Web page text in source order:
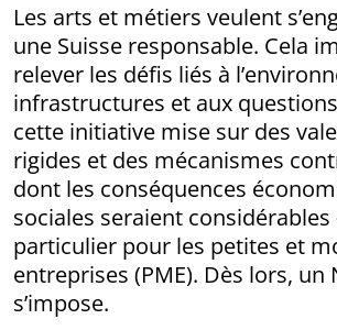
Les arts et métiers veulent
une Suisse responsable. Cela
relever les défis liés à
infra­structures et aux
cette initiative mise sur des
rigides et des mécanismes
dont les conséquences
sociales seraient considérables
particulier pour les petites et
entreprises (PME). Dès lors, un
s’impose.